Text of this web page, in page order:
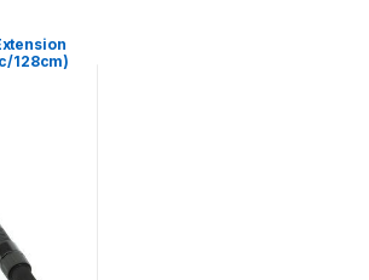
128cm)